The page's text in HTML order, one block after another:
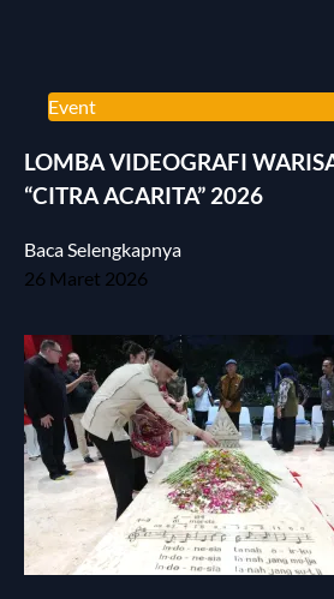
Event
LOMBA VIDEOGRAFI
“CITRA ACARITA” 2026
Baca Selengkapnya
26 Maret 2026